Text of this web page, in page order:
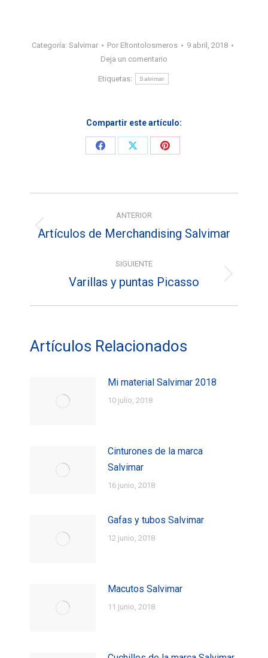
Categoría: Salvimar Por Eltontolosmeros
9 abril, 2018
Deja un comentario
Etiquetas: Salvimar
Compartir este artículo:
Share
Share
Share
entre
ANTERIOR
Entrada
Artículos de Merchandising Salvimar
SIGUIENTE
Entrada
Varillas y puntas Picasso
Artículos Relacionados
Mi material Salvimar 2018
10 julio, 2018
Cinturones de la marca
Salvimar
16 junio, 2018
Gafas y tubos Salvimar
12 junio, 2018
Macutos Salvimar
11 junio, 2018